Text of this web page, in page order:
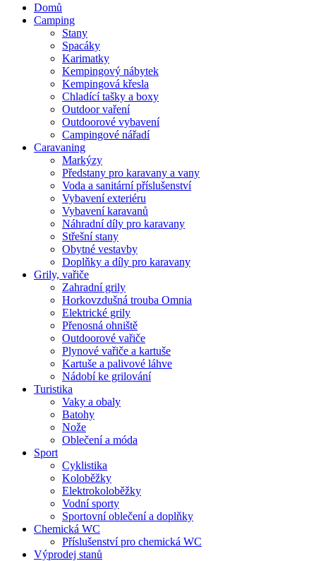
Domů
Camping
Stany
Spacáky
Karimatky
Kempingový nábytek
Kempingová křesla
Chladící tašky a boxy
Outdoor vaření
Outdoorové vybavení
Campingové nářadí
Caravaning
Markýzy
Předstany pro karavany a vany
Voda a sanitární příslušenství
Vybavení exteriéru
Vybavení karavanů
Náhradní díly pro karavany
Střešní stany
Obytné vestavby
Doplňky a díly pro karavany
Grily, vařiče
Zahradní grily
Horkovzdušná trouba Omnia
Elektrické grily
Přenosná ohniště
Outdoorové vařiče
Plynové vařiče a kartuše
Kartuše a palivové láhve
Nádobí ke grilování
Turistika
Vaky a obaly
Batohy
Nože
Oblečení a móda
Sport
Cyklistika
Koloběžky
Elektrokoloběžky
Vodní sporty
Sportovní oblečení a doplňky
Chemická WC
Příslušenství pro chemická WC
Výprodej stanů